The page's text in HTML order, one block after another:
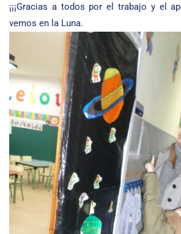
¡¡¡Gracias a todos por el trabajo y el
vemos en la Luna.